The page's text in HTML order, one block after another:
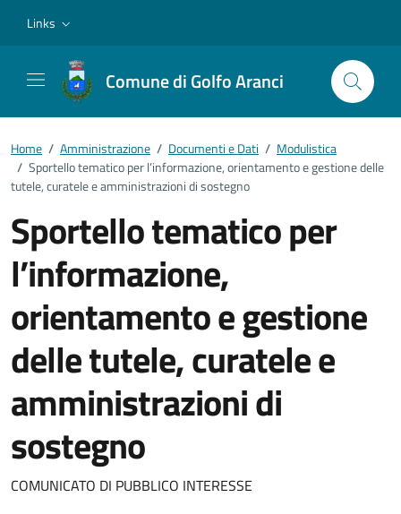
Links
Comune di Golfo Aranci
Home / Amministrazione / Documenti e Dati / Modulistica
/ Sportello tematico per l’informazione, orientamento e gestione delle
tutele, curatele e amministrazioni di sostegno
Sportello tematico per
l’informazione,
orientamento e gestione
delle tutele, curatele e
amministrazioni di
sostegno
Dettagli del documento
COMUNICATO DI PUBBLICO INTERESSE